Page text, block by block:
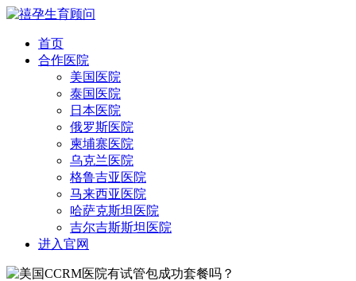
首页
合作医院
美国医院
泰国医院
日本医院
俄罗斯医院
柬埔寨医院
乌克兰医院
格鲁吉亚医院
马来西亚医院
哈萨克斯坦医院
吉尔吉斯斯坦医院
进入官网